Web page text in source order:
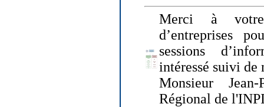
Merci à
d’entreprises
sessions
intéressé suivi de
Monsieur
Régional de